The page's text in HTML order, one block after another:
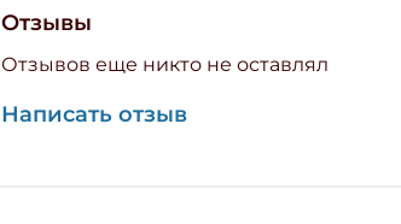
Отзывы
Отзывов еще никто не оставлял
Написать отзыв